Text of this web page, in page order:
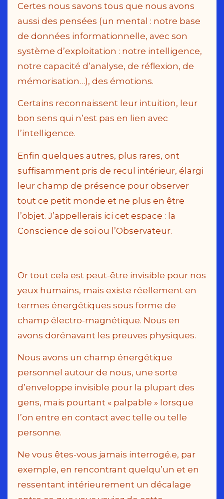
Certes nous savons tous que nous avons
aussi des pensées (un mental : notre base
de données informationnelle, avec son
système d’exploitation : notre intelligence,
notre capacité d’analyse, de réflexion, de
mémorisation…), des émotions.
Certains reconnaissent leur intuition, leur
bon sens qui n’est pas en lien avec
l’intelligence.
Enfin quelques autres, plus rares, ont
suffisamment pris de recul intérieur, élargi
leur champ de présence pour observer
tout ce petit monde et ne plus en être
l’objet. J’appellerais ici cet espace : la
Conscience de soi ou l’Observateur.
Or tout cela est peut-être invisible pour nos
yeux humains, mais existe réellement en
termes énergétiques sous forme de
champ électro-magnétique. Nous en
avons dorénavant les preuves physiques.
Nous avons un champ énergétique
personnel autour de nous, une sorte
d’enveloppe invisible pour la plupart des
gens, mais pourtant « palpable » lorsque
l’on entre en contact avec telle ou telle
personne.
Ne vous êtes-vous jamais interrogé.e, par
exemple, en rencontrant quelqu’un et en
ressentant intérieurement un décalage